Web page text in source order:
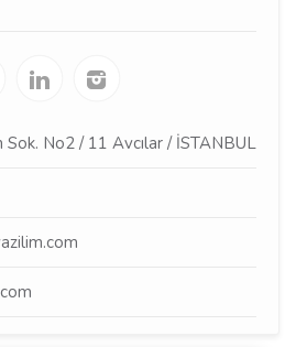
Sok. No2 / 11 Avcılar / İSTANBUL